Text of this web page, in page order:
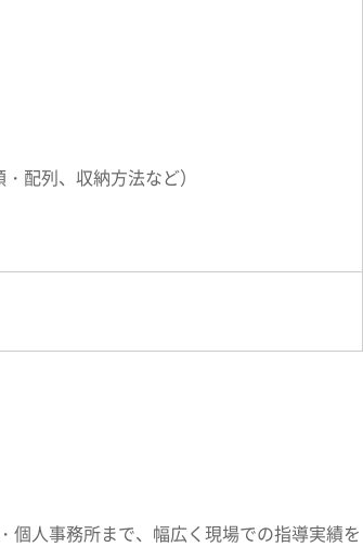
配列、収納方法など）
人事務所まで、幅広く現場での指導実績を